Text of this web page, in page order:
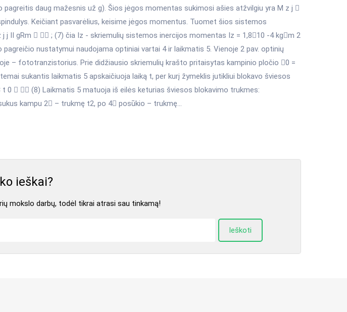
pagreitis daug mažesnis už g). Šios jėgos momentas sukimosi ašies atžvilgiu yra M z j 
Keičiant pasvarėlius, keisime jėgos momentus. Tuomet šios sistemos
j II gRm   ; (7) čia Iz - skriemulių sistemos inercijos momentas Iz = 1,810 -4 kgm 2
nustatymui naudojama optiniai vartai 4 ir laikmatis 5. Vienoje 2 pav. optinių
– fototranzistorius. Prie didžiausio skriemulių krašto pritaisytas kampinio pločio 0 =
sukantis laikmatis 5 apskaičiuoja laiką t, per kurį žymeklis jutikliui blokavo šviesos
0   (8) Laikmatis 5 matuoja iš eilės keturias šviesos blokavimo trukmes:
kampu 2 – trukmę t2, po 4 posūkio – trukmę...
ieškai?
mokslo darbų, todėl tikrai atrasi sau tinkamą!
Ieškoti